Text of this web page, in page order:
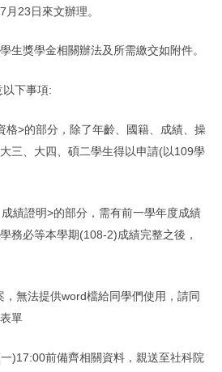
23日來文辦理。
生獎學金相關辦法及所需繳交如附件。
下事項:
格>的部分，除了年齡、國籍、成績、操
三、大四、碩二學生得以申請(以109學
績證明>的部分，需有前一學年度成績
務必等本學期(108-2)成績完整之後，
無法提供word檔給同學們使用，請同
單
)17:00前備齊相關資料，親送至社科院